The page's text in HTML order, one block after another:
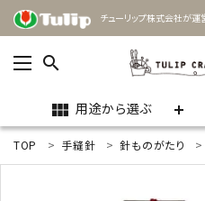
チューリップ株式会社が運
search
view_module 用途から選ぶ
ACCOUNT MENU
TOP 手縫針 針ものがたり